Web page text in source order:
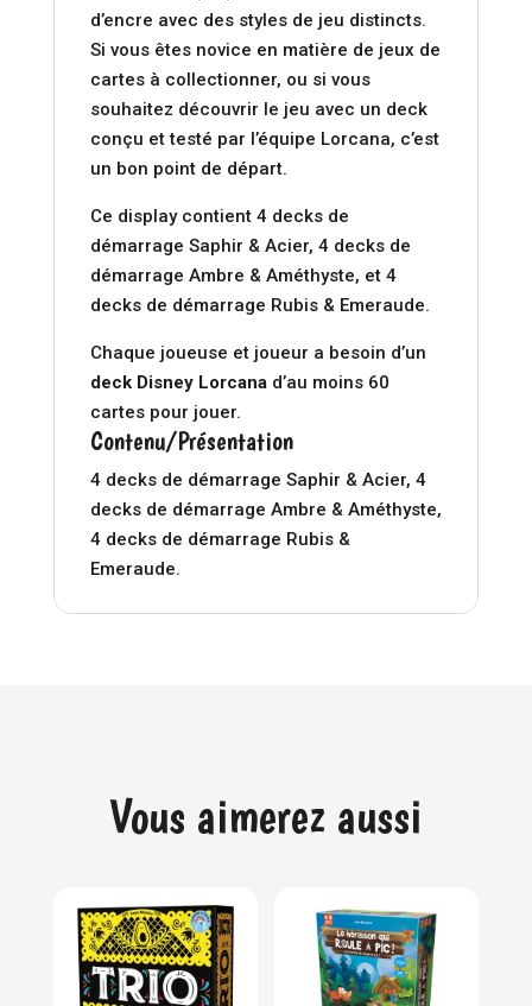
d’encre avec des styles de jeu distincts.
Si vous êtes novice en matière de jeux de
cartes à collectionner, ou si vous
souhaitez découvrir le jeu avec un deck
conçu et testé par l’équipe Lorcana, c’est
un bon point de départ.
Ce display contient 4 decks de
démarrage Saphir & Acier, 4 decks de
démarrage Ambre & Améthyste, et 4
decks de démarrage Rubis & Emeraude.
Chaque joueuse et joueur a besoin d’un
deck Disney Lorcanad’au moins 60
cartes pour jouer.
Contenu/Présentation
4 decks de démarrage Saphir & Acier, 4
decks de démarrage Ambre & Améthyste,
4 decks de démarrage Rubis &
Emeraude.
Vous aimerez aussi